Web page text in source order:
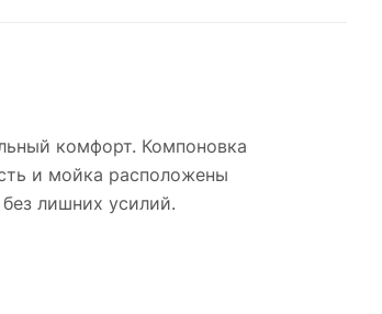
комфорт. Компоновка
и мойка расположены
лишних усилий.